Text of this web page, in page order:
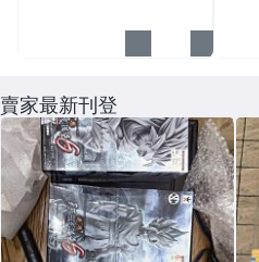
賣家最新刊登